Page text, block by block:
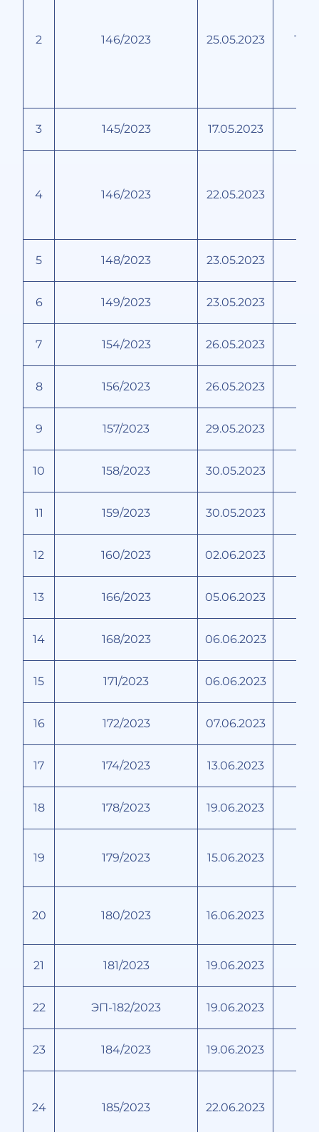
2 146/2023 25.05.2023
3 145/2023 17.05.2023
4 146/2023 22.05.2023
5 148/2023 23.05.2023
6 149/2023 23.05.2023
7 154/2023 26.05.2023
8 156/2023 26.05.2023
9 157/2023 29.05.2023
10 158/2023 30.05.2023
11 159/2023 30.05.2023
12 160/2023 02.06.2023
13 166/2023 05.06.2023
14 168/2023 06.06.2023
15 171/2023 06.06.2023
16 172/2023 07.06.2023
17 174/2023 13.06.2023
18 178/2023 19.06.2023
19 179/2023 15.06.2023
20 180/2023 16.06.2023
21 181/2023 19.06.2023
22 ЭП-182/2023 19.06.2023
23 184/2023 19.06.2023
24 185/2023 22.06.2023